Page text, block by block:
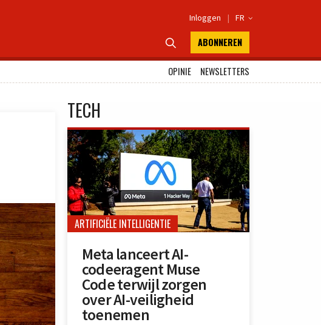
Inloggen | FR 
 ABONNEREN
OPINIE
NEWSLETTERS
TECH
ARTIFICIËLE INTELLIGENTIE
Meta lanceert AI-
codeeragent Muse
Code terwijl zorgen
over AI-veiligheid
toenemen